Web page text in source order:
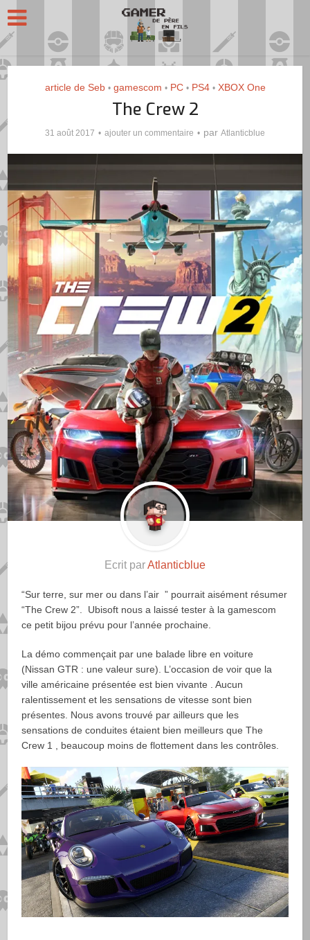
article de Seb • gamescom • PC • PS4 • XBOX One
The Crew 2
31 août 2017 ajouter un commentaire par Atlanticblue
Ecrit parAtlanticblue
“Sur terre, sur mer ou dans l’air ” pourrait aisément résumer
“The Crew 2”. Ubisoft nous a laissé tester à la gamescom
ce petit bijou prévu pour l’année prochaine.
La démo commençait par une balade libre en voiture
(Nissan GTR : une valeur sure). L’occasion de voir que la
ville américaine présentée est bien vivante . Aucun
ralentissement et les sensations de vitesse sont bien
présentes. Nous avons trouvé par ailleurs que les
sensations de conduites étaient bien meilleurs que The
Crew 1 , beaucoup moins de flottement dans les contrôles.